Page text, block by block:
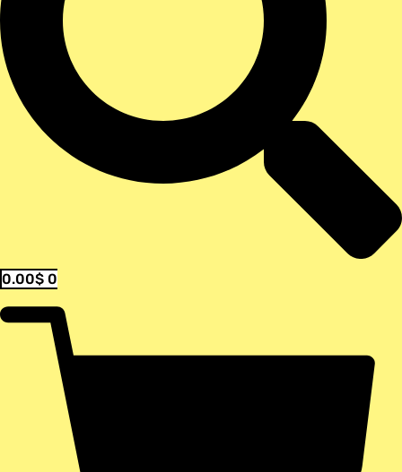
0.00$ 0